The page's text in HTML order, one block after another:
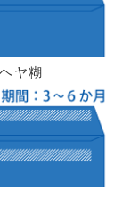
ヤ糊